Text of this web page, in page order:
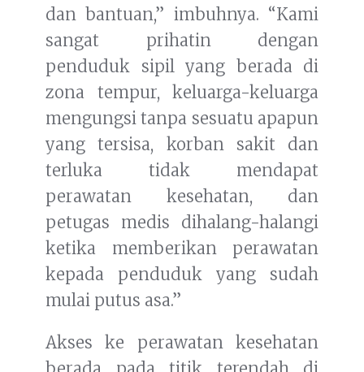
dan bantuan,” imbuhnya. “Kami
sangat prihatin dengan
penduduk sipil yang berada di
zona tempur, keluarga-keluarga
mengungsi tanpa sesuatu apapun
yang tersisa, korban sakit dan
terluka tidak mendapat
perawatan kesehatan, dan
petugas medis dihalang-halangi
ketika memberikan perawatan
kepada penduduk yang sudah
mulai putus asa.”
Akses ke perawatan kesehatan